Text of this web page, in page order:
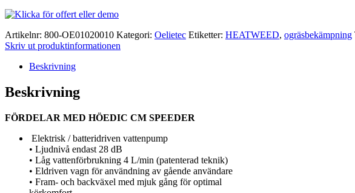
Artikelnr: 800-OE01020010 Kategori: Oelietec Etiketter: HEATWEED, ogräsbekämpning
Skriv ut produktinformationen
Beskrivning
Beskrivning
FÖRDELAR MED HÖEDIC CM SPEEDER
Elektrisk / batteridriven vattenpump
• Ljudnivå endast 28 dB
• Låg vattenförbrukning 4 L/min (patenterad teknik)
• Eldriven vagn för användning av gående användare
• Fram- och backväxel med mjuk gång för optimal